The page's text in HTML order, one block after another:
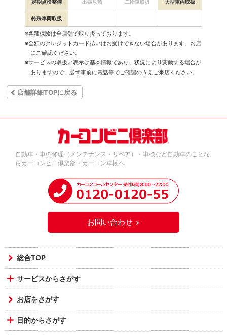
定期点検整備 出張見積 二輪車取扱 大型車両取扱
特殊車両取扱
※各種保険は全店舗で取り扱っております。
※全額のクレジットカード払いはお受けできない場合があります。お店
にご確認ください。
※サービスの取扱い表示は基本情報であり、状況により変動する場合が
ありますので、必ず事前に電話等でご確認のうえご来店ください。
店舗詳細TOPに戻る
自動車・車の修理（メンテナンス・リペア）・車検など自動車のことな
らカーコンビニ倶楽部・カーコン車検へ
お問い合わせ
総合TOP
サービスからさがす
お店をさがす
目的からさがす